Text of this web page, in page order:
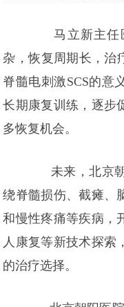
马立新主任
杂，恢复周期长，治
脊髓电刺激SCS的意
长期康复训练，逐步
多恢复机会。
未来，北京
绕脊髓损伤、截瘫、
和慢性疼痛等疾病，
人康复等新技术探索
的治疗选择。